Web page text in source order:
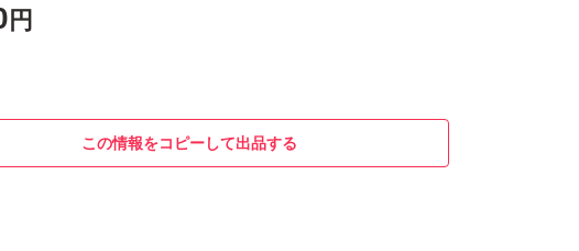
円
この情報をコピーして出品する